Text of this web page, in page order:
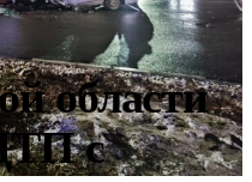
области
с